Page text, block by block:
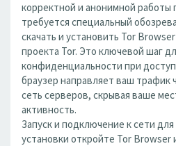
корректной и анонимной работы
требуется специальный
скачать и установить Tor
проекта Tor. Это ключевой шаг
конфиденциальности при
браузер направляет ваш трафик
сеть серверов, скрывая ваше
активность.
Запуск и подключение к сети для
установки откройте Tor Browser